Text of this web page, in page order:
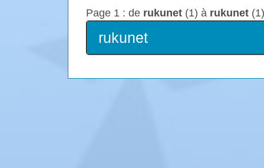
Page 1 : de rukunet (1) à rukunet
rukunet